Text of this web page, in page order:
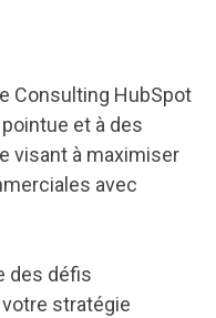
Consulting HubSpot
et à des
visant à maximiser
avec
des défis
stratégie